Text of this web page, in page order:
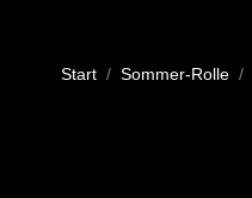
Start
Sommer-Rolle